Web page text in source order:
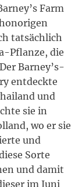
Farm
tatsächlich
Pflanze, die
Barney’s-
entdeckte
und
sie in
wo er sie
und
Sorte
und damit
im Juni